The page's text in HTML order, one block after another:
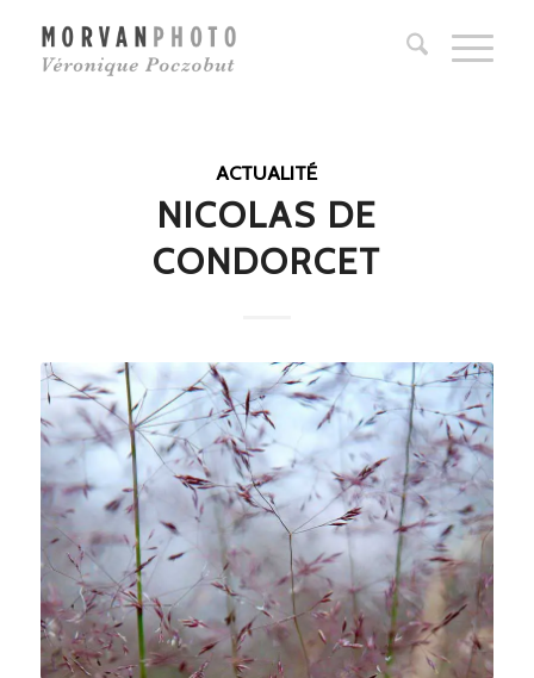
ACTUALITÉ
NICOLAS DE
CONDORCET